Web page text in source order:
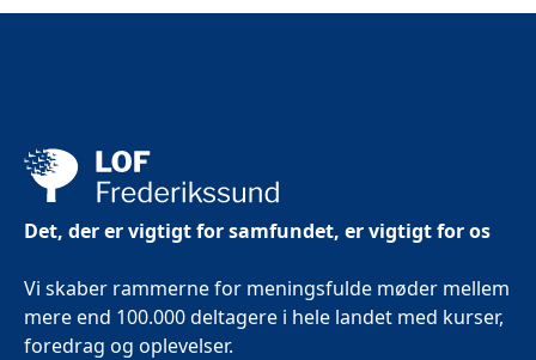
Det, der er vigtigt for samfundet, er vigtigt for os
Vi skaber rammerne for meningsfulde møder mellem
mere end 100.000 deltagere i hele landet med kurser,
foredrag og oplevelser.